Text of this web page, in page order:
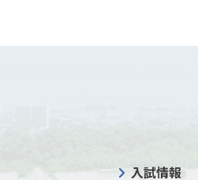
入試情報